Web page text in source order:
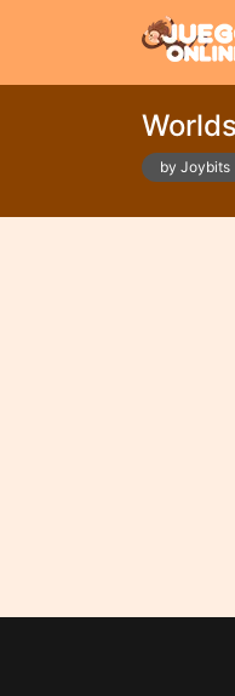
by Joybits